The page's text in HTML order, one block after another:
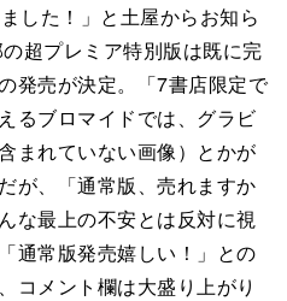
した！」と土屋からお知ら
超プレミア特別版は既に完
発売が決定。「7書店限定で
るブロマイドでは、グラビ
まれていない画像）とかが
が、「通常版、売れますか
な最上の不安とは反対に視
通常版発売嬉しい！」との
コメント欄は大盛り上がり